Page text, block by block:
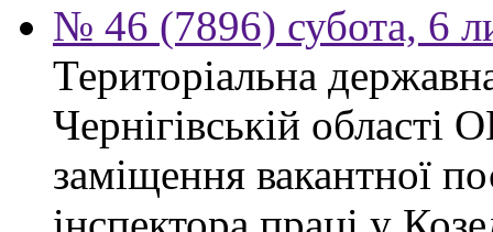
№ 46 (7896) субота, 6
Територіальна
Чернігівській
заміщення вакантної